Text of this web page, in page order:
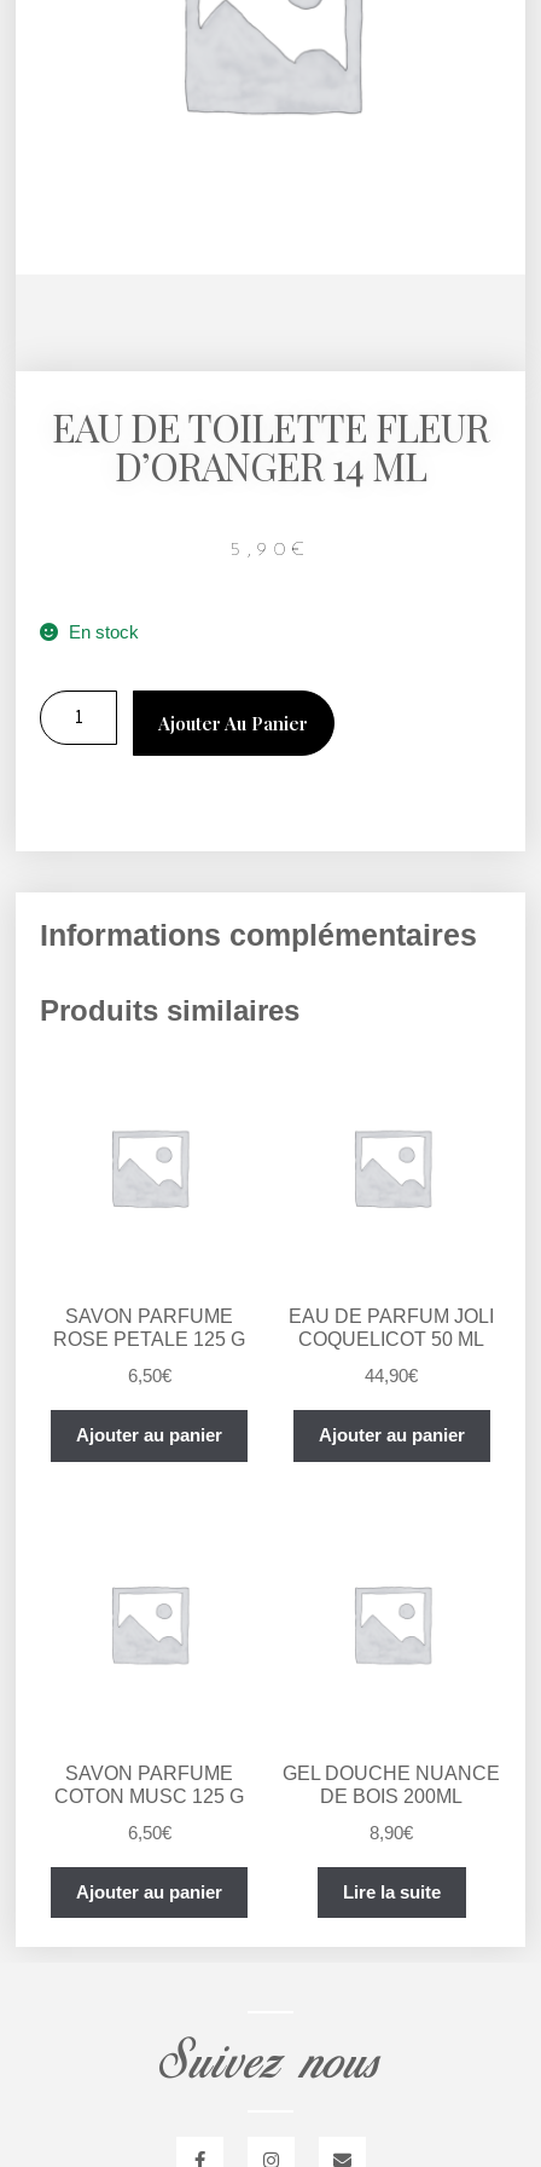
EAU DE TOILETTE FLEUR
D’ORANGER 14 ML
5,90 €
En stock
Ajouter Au Panier
Informations complémentaires
Produits similaires
SAVON PARFUME
ROSE PETALE 125 G
6,50€
Ajouter au panier
EAU DE PARFUM JOLI
COQUELICOT 50 ML
44,90€
Ajouter au panier
SAVON PARFUME
COTON MUSC 125 G
6,50€
Ajouter au panier
GEL DOUCHE NUANCE
DE BOIS 200ML
8,90€
Lire la suite
Suivez nous